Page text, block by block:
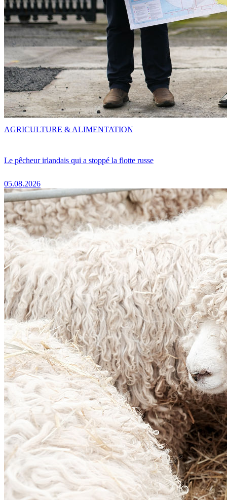
Le pêcheur irlandais qui a stoppé la flotte russe
05.08.2026
AGRICULTURE & ALIMENTATION